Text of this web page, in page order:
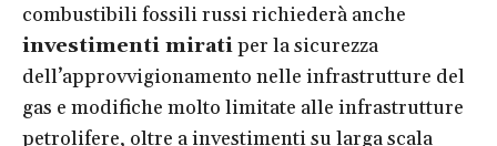
combustibili fossili russi richiederà anche
investimenti miratiper la sicurezza
dell’approvvigionamento nelle infrastrutture del
gas e modifiche molto limitate alle infrastrutture
petrolifere, oltre a investimenti su larga scala